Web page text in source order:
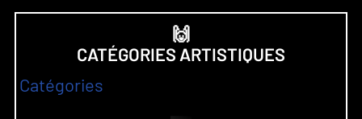
🙌
CATÉGORIES ARTISTIQUES
Catégories